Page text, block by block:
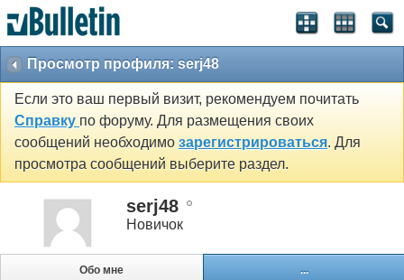
Просмотр профиля: serj48
Если это ваш первый визит, рекомендуем почитать
Справку по форуму. Для размещения своих
сообщений необходимо зарегистрироваться. Для
просмотра сообщений выберите раздел.
serj48
Новичок
Обо мне ...